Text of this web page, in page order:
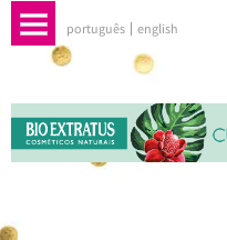
português english